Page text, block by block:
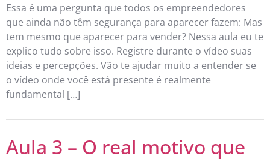
Essa é uma pergunta que todos os empreendedores
que ainda não têm segurança para aparecer fazem: Mas
tem mesmo que aparecer para vender? Nessa aula eu te
explico tudo sobre isso. Registre durante o vídeo suas
ideias e percepções. Vão te ajudar muito a entender se
o vídeo onde você está presente é realmente
fundamental […]
Aula 3 – O real motivo que